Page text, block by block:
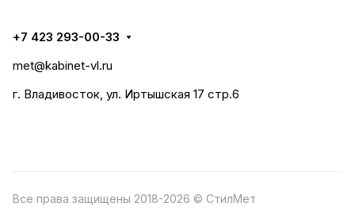
+7 423 293-00-33
met@kabinet-vl.ru
г. Владивосток, ул. Иртышская 17 стр.6
Все права защищены 2018-2026 © СтилМет